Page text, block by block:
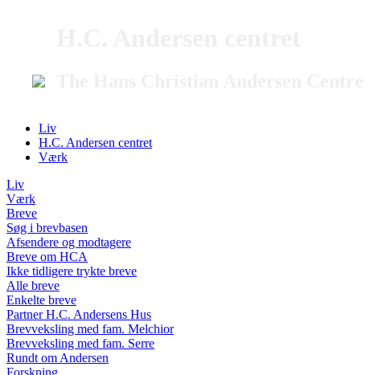
Liv
H.C. Andersen centret
Værk
Liv
Værk
Breve
Søg i brevbasen
Afsendere og modtagere
Breve om HCA
Ikke tidligere trykte breve
Alle breve
Enkelte breve
Partner H.C. Andersens Hus
Brevveksling med fam. Melchior
Brevveksling med fam. Serre
Rundt om Andersen
Forskning